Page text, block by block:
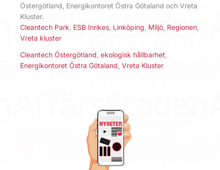
Östergötland, Energikontoret Östra Götaland och Vreta
Kluster.
Cleantech Park ESB Inrikes Linköping Miljö Regionen
Vreta kluster
Cleantech Östergötland ekologisk hållbarhet
Energikontoret Östra Götaland Vreta Kluster